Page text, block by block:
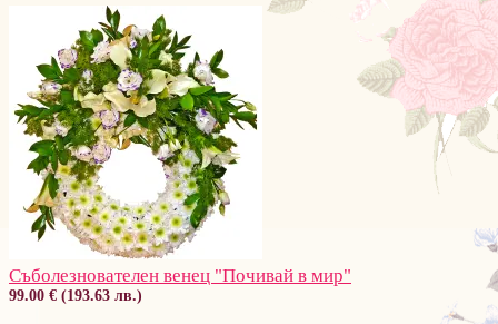
Съболезнователен венец "Почивай в мир"
99.00 € (193.63 лв.)